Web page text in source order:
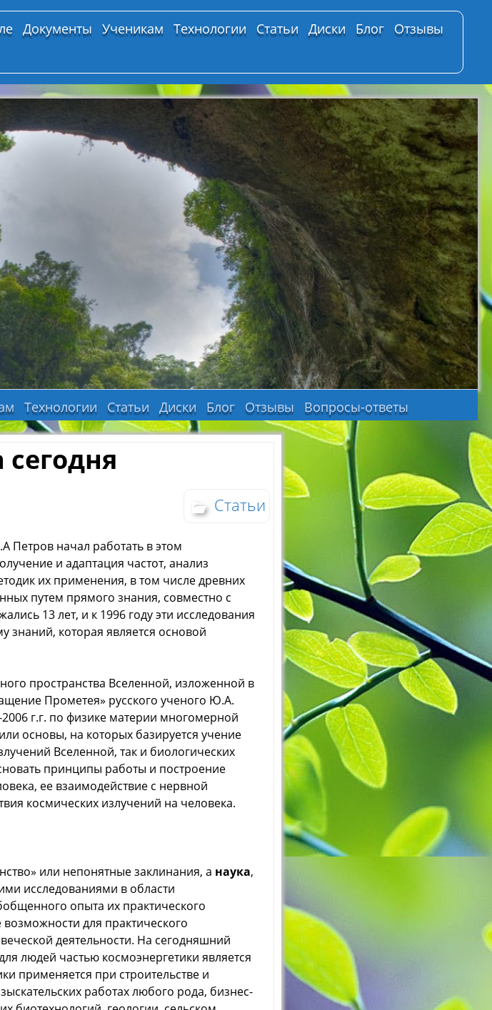
Документы Ученикам Технологии Статьи Диски Блог
Отзывы
Технологии Статьи Диски Блог Отзывы Вопросы-ответы
Статьи
Петров начал работать в этом
и адаптация частот, анализ
их применения, в том числе древних
путем прямого знания, совместно с
13 лет, и к 1996 году эти исследования
знаний, которая является основой
пространства Вселенной, изложенной в
Прометея» русского ученого Ю.А.
г.г. по физике материи многомерной
основы, на которых базируется учение
Вселенной, так и биологических
принципы работы и построение
ее взаимодействие с нервной
космических излучений на человека.
или непонятные заклинания, а наука,
исследованиями в области
опыта их практического
для практического
деятельности. На сегодняшний
людей частью космоэнергетики является
применяется при строительстве и
работах любого рода, бизнес-